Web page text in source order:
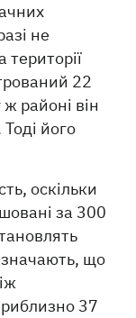
не
22
районі він
його
оскільки
за 300
що
37